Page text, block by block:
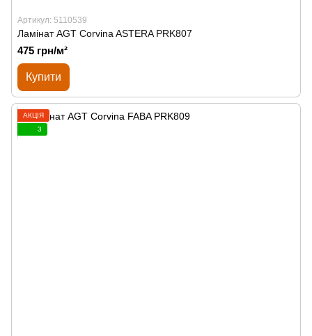
Артикул: 5110539
Ламінат AGT Corvina ASTERA PRK807
475 грн/м²
Купити
АКЦІЯ
3